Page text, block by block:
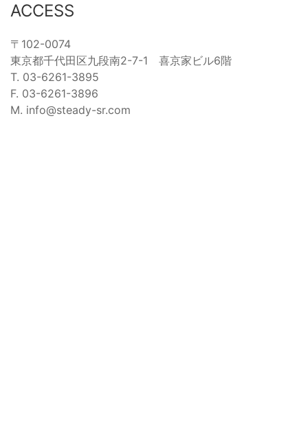
ACCESS
〒102-0074
東京都千代田区九段南2-7-1 喜京家ビル6階
T. 03-6261-3895
F. 03-6261-3896
M. info@steady-sr.com